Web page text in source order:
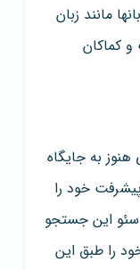
مانند زبان
و کماکان
به جایگاه
خود را
سئو این جستجو
را طبق این